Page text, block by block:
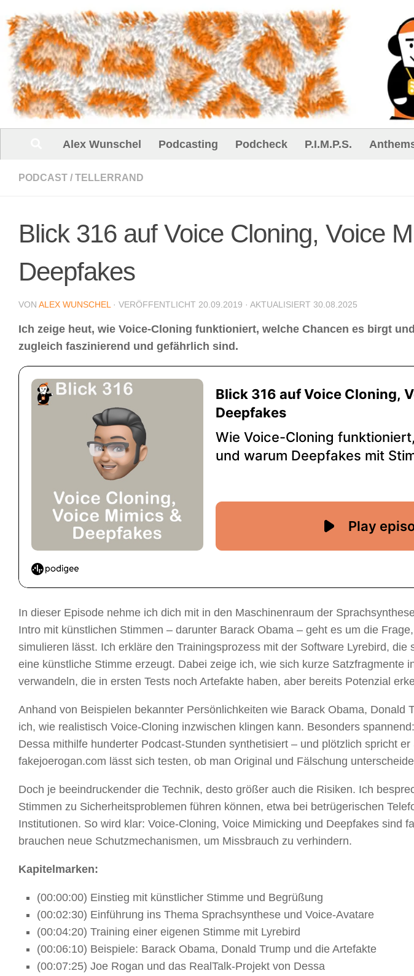
Unter dem Inhalt
Alex Wunschel Podcasting Podcheck P.I.M.P.S.
PODCAST / TELLERRAND
Blick 316 auf Voice Cloning, Voice
Deepfakes
VON ALEX WUNSCHEL · VERÖFFENTLICHT 20.09.2019 · AKTUALISIERT 30.08.2025
Ich zeige heut, wie Voice-Cloning funktioniert, welche Chancen es birgt
zugleich faszinierend und gefährlich sind.
In dieser Episode nehme ich dich mit in den Maschinenraum der
Intro mit künstlichen Stimmen – darunter Barack Obama – geht es um die
simulieren lässt. Ich erkläre den Trainingsprozess mit der Software Lyrebird, die
eine künstliche Stimme erzeugt. Dabei zeige ich, wie sich kurze Satzfragmente
verwandeln, die in ersten Tests noch Artefakte haben, aber bereits Potenzial
Anhand von Beispielen bekannter Persönlichkeiten wie Barack Obama, Donald
ich, wie realistisch Voice-Cloning inzwischen klingen kann. Besonders
Dessa mithilfe hunderter Podcast-Stunden synthetisiert – und plötzlich spricht
fakejoerogan.com lässt sich testen, ob man Original und Fälschung
Doch je beeindruckender die Technik, desto größer auch die Risiken. Ich
Stimmen zu Sicherheitsproblemen führen können, etwa bei betrügerischen
Institutionen. So wird klar: Voice-Cloning, Voice Mimicking und Deepfakes sind
brauchen neue Schutzmechanismen, um Missbrauch zu verhindern.
Kapitelmarken:
(00:00:00) Einstieg mit künstlicher Stimme und Begrüßung
(00:02:30) Einführung ins Thema Sprachsynthese und Voice-Avatare
(00:04:20) Training einer eigenen Stimme mit Lyrebird
(00:06:10) Beispiele: Barack Obama, Donald Trump und die Artefakte
(00:07:25) Joe Rogan und das RealTalk-Projekt von Dessa